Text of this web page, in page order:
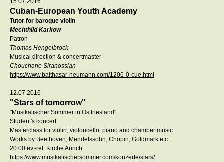
Cuban-European Youth Academy
Tutor for baroque violin
Mechthild Karkow
Patron
Thomas Hengelbrock
Musical direction & concertmaster
Chouchane Siranossian
https://www.balthasar-neumann.com/1206-0-cue.html
12.07.2016
"Stars of tomorrow"
"Musikalischer Sommer in Ostfriesland"
Student's concert
Masterclass for violin, violoncello, piano and chamber music
Works by Beethoven, Mendelssohn, Chopin, Goldmark etc.
20:00 ev.-ref. Kirche Aurich
https://www.musikalischersommer.com/konzerte/stars/